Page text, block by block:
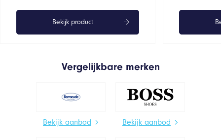
Bekijk product
Vergelijkbare merken
Bekijk aanbod Bekijk aanbod